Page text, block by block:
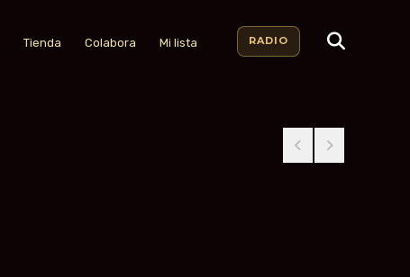
Tienda Colabora Mi lista RADIO